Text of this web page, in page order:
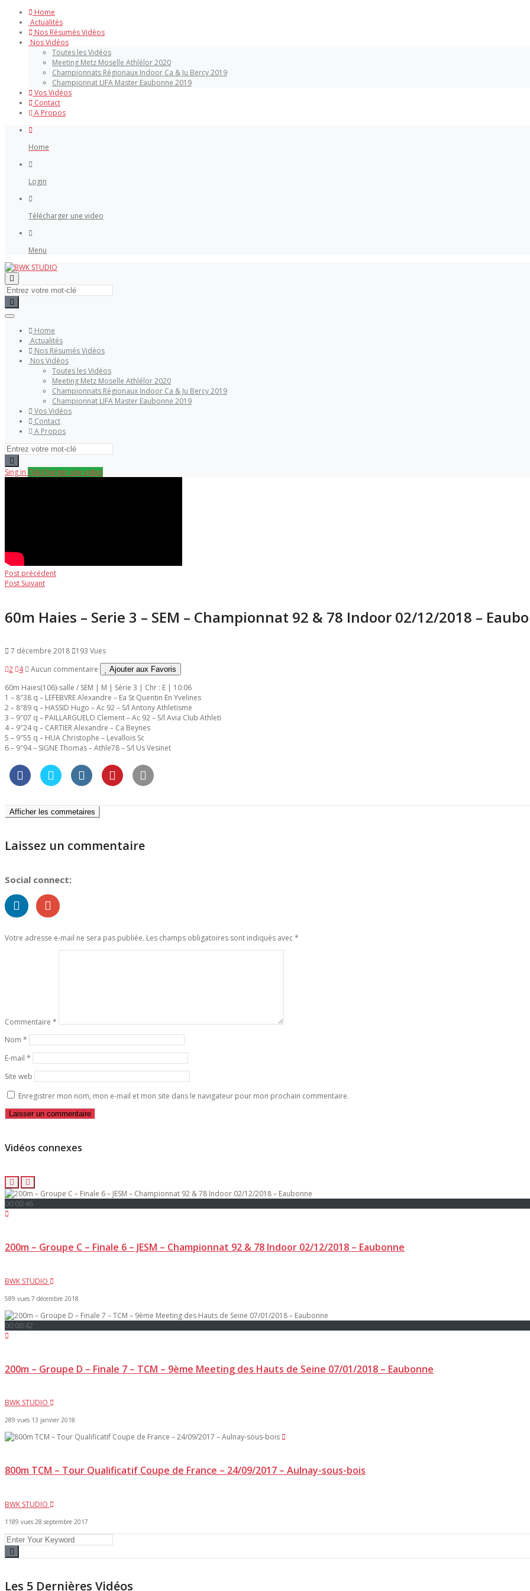
Home
Actualités
Nos Résumés Vidéos
Nos Vidéos
Toutes les Vidéos
Meeting Metz Moselle Athlélor 2020
Championnats Régionaux Indoor Ca & Ju Bercy 2019
Championnat LIFA Master Eaubonne 2019
Vos Vidéos
Contact
A Propos
Home
Login
Télécharger une video
Menu
Home
Actualités
Nos Résumés Vidéos
Nos Vidéos
Toutes les Vidéos
Meeting Metz Moselle Athlélor 2020
Championnats Régionaux Indoor Ca & Ju Bercy 2019
Championnat LIFA Master Eaubonne 2019
Vos Vidéos
Contact
A Propos
Sing in Télécharger une video
Navigation
l’article
Post précédentPost
Post SuivantPost
60m Haies – Serie 3 – SEM – Championnat 92 & 78 Indoor 02/12/2018 –
7 décembre 2018
193 Vues
2
4 Aucun commentaire Ajouter aux Favoris
60m Haies(106)-salle / SEM | M | Série 3 | Chr : E | 10:06
1 – 8″38 q – LEFEBVRE Alexandre – Ea St Quentin En Yvelines
2 – 8″89 q – HASSID Hugo – Ac 92 – S/l Antony Athletisme
3 – 9″07 q – PAILLARGUELO Clement – Ac 92 – S/l Avia Club Athleti
4 – 9″24 q – CARTIER Alexandre – Ca Beynes
5 – 9″55 q – HUA Christophe – Levallois Sc
6 – 9″94 – SIGNE Thomas – Athle78 – S/l Us Vesinet
Afficher les commetaires
Laissez un commentaire
Social connect:
Votre adresse e-mail ne sera pas publiée. Les champs obligatoires sont indiqués avec*
Commentaire *
Nom *
E-mail *
Site web
Enregistrer mon nom, mon e-mail et mon site dans le navigateur pour mon prochain commentaire.
Vidéos connexes
00:00:46
200m – Groupe C – Finale 6 – JESM – Championnat 92 & 78 Indoor 02/12/2018 – Eaubonne
BWK STUDIO
589 vues 7 décembre 2018
00:00:42
200m – Groupe D – Finale 7 – TCM – 9ème Meeting des Hauts de Seine 07/01/2018 – Eaubonne
BWK STUDIO
289 vues 13 janvier 2018
800m TCM – Tour Qualificatif Coupe de France – 24/09/2017 – Aulnay-sous-bois
BWK STUDIO
1189 vues 28 septembre 2017
Les 5 Dernières Vidéos